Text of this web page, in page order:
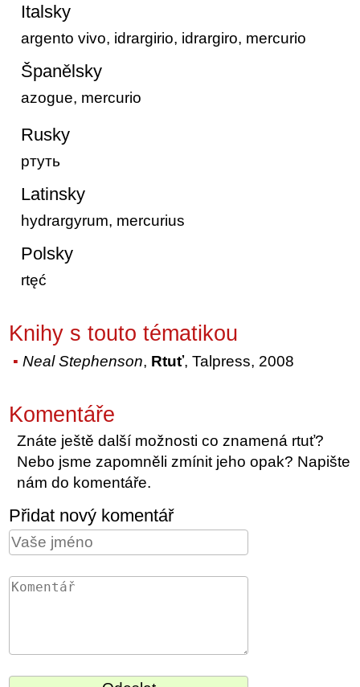
Italsky
argento vivo, idrargirio, idrargiro, mercurio
Španělsky
azogue, mercurio
Rusky
ртуть
Latinsky
hydrargyrum, mercurius
Polsky
rtęć
Knihy s touto tématikou
Neal Stephenson, Rtuť, Talpress, 2008
Komentáře
Znáte ještě další možnosti co znamená rtuť?
Nebo jsme zapomněli zmínit jeho opak? Napište
nám do komentáře.
Přidat nový komentář